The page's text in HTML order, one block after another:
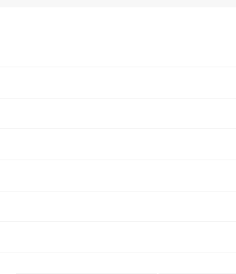
patógenos adheridos a la superficie del tablero y reducir